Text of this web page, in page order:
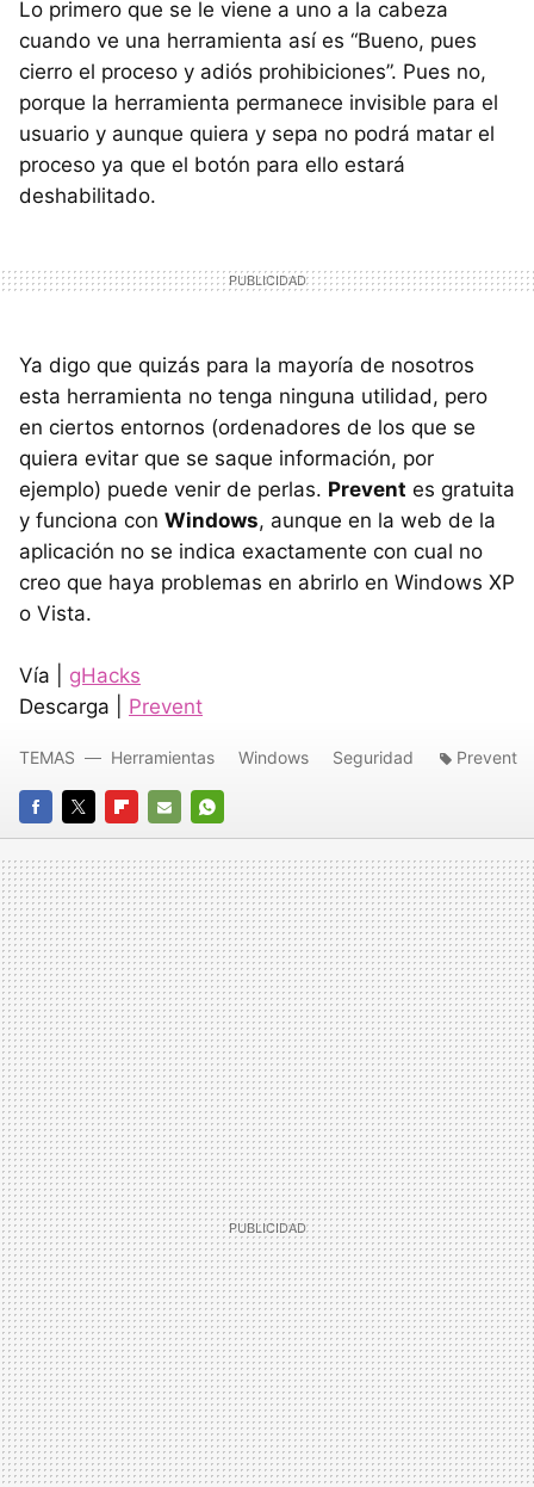
Lo primero que se le viene a uno a la cabeza
cuando ve una herramienta así es “Bueno, pues
cierro el proceso y adiós prohibiciones”. Pues no,
porque la herramienta permanece invisible para el
usuario y aunque quiera y sepa no podrá matar el
proceso ya que el botón para ello estará
deshabilitado.
Ya digo que quizás para la mayoría de nosotros
esta herramienta no tenga ninguna utilidad, pero
en ciertos entornos (ordenadores de los que se
quiera evitar que se saque información, por
ejemplo) puede venir de perlas. Prevent es gratuita
y funciona con Windows, aunque en la web de la
aplicación no se indica exactamente con cual no
creo que haya problemas en abrirlo en Windows XP
o Vista.
Vía | gHacks
Descarga | Prevent
FACEBOOK
TWITTERFLIPBOARD
E-
MAIL
WHATSAPP
TEMAS Herramientas Windows Seguridad Prevent